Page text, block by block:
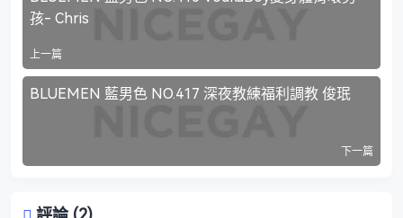
孩- Chris
上一篇
BLUEMEN 藍男色 NO.417 深夜教練福利調教 俊珉
下一篇